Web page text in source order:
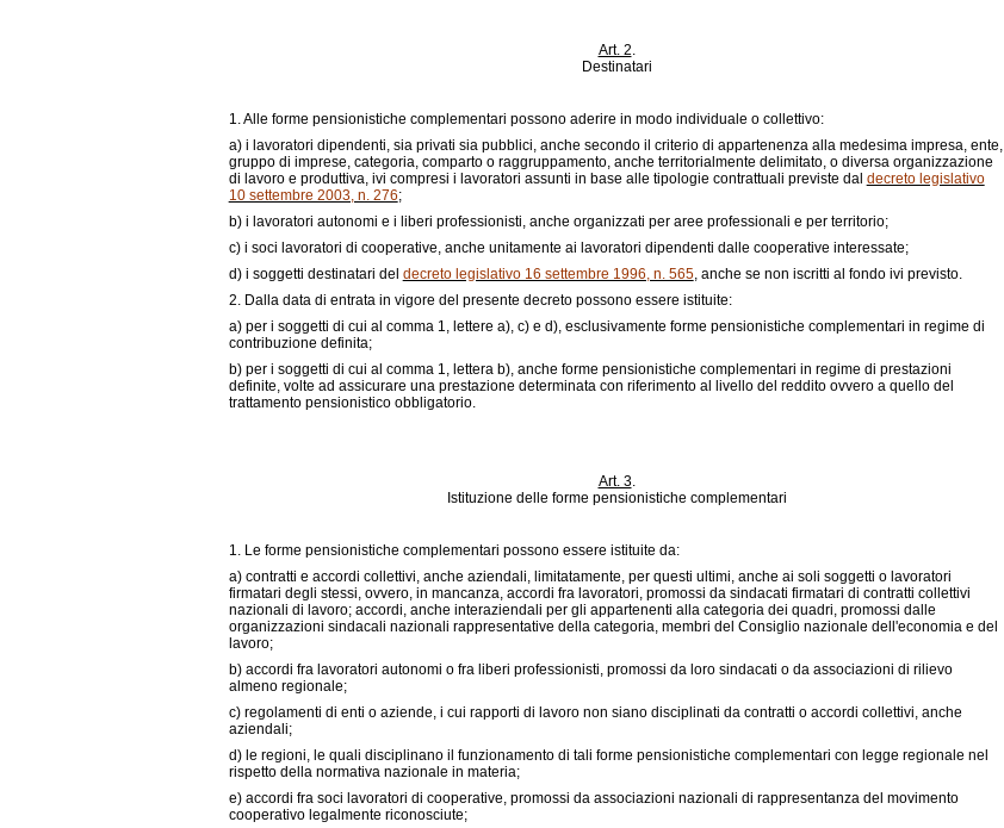
Art. 2.
Destinatari
1. Alle forme pensionistiche complementari possono aderire in modo individuale o collettivo:
a)i lavoratori dipendenti, sia privati sia pubblici, anche secondo il criterio di appartenenza alla medesima impresa, ente,
gruppo di imprese, categoria, comparto o raggruppamento, anche territorialmente delimitato, o diversa organizzazione
di lavoro e produttiva, ivi compresi i lavoratori assunti in base alle tipologie contrattuali previste dal decreto legislativo
10 settembre 2003, n. 276;
b)i lavoratori autonomi e i liberi professionisti, anche organizzati per aree professionali e per territorio;
c)i soci lavoratori di cooperative, anche unitamente ai lavoratori dipendenti dalle cooperative interessate;
d)i soggetti destinatari del decreto legislativo 16 settembre 1996, n. 565, anche se non iscritti al fondo ivi previsto.
2. Dalla data di entrata in vigore del presente decreto possono essere istituite:
a)per i soggetti di cui al comma 1, lettere a), c)e d), esclusivamente forme pensionistiche complementari in regime di
contribuzione definita;
b)per i soggetti di cui al comma 1, lettera b), anche forme pensionistiche complementari in regime di prestazioni
definite, volte ad assicurare una prestazione determinata con riferimento al livello del reddito ovvero a quello del
trattamento pensionistico obbligatorio.
Art. 3.
Istituzione delle forme pensionistiche complementari
1. Le forme pensionistiche complementari possono essere istituite da:
a)contratti e accordi collettivi, anche aziendali, limitatamente, per questi ultimi, anche ai soli soggetti o lavoratori
firmatari degli stessi, ovvero, in mancanza, accordi fra lavoratori, promossi da sindacati firmatari di contratti collettivi
nazionali di lavoro; accordi, anche interaziendali per gli appartenenti alla categoria dei quadri, promossi dalle
organizzazioni sindacali nazionali rappresentative della categoria, membri del Consiglio nazionale dell'economia e del
lavoro;
b)accordi fra lavoratori autonomi o fra liberi professionisti, promossi da loro sindacati o da associazioni di rilievo
almeno regionale;
c)regolamenti di enti o aziende, i cui rapporti di lavoro non siano disciplinati da contratti o accordi collettivi, anche
aziendali;
d)le regioni, le quali disciplinano il funzionamento di tali forme pensionistiche complementari con legge regionale nel
rispetto della normativa nazionale in materia;
e)accordi fra soci lavoratori di cooperative, promossi da associazioni nazionali di rappresentanza del movimento
cooperativo legalmente riconosciute;